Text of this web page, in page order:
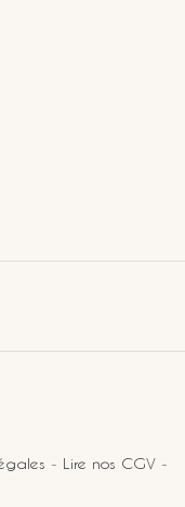
- Lire nos CGV -